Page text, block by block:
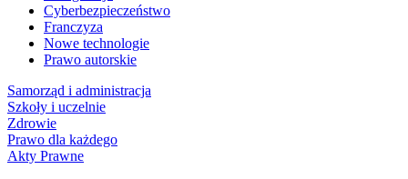
Cyberbezpieczeństwo
Franczyza
Nowe technologie
Prawo autorskie
Samorząd i administracja
Szkoły i uczelnie
Zdrowie
Prawo dla każdego
Akty Prawne